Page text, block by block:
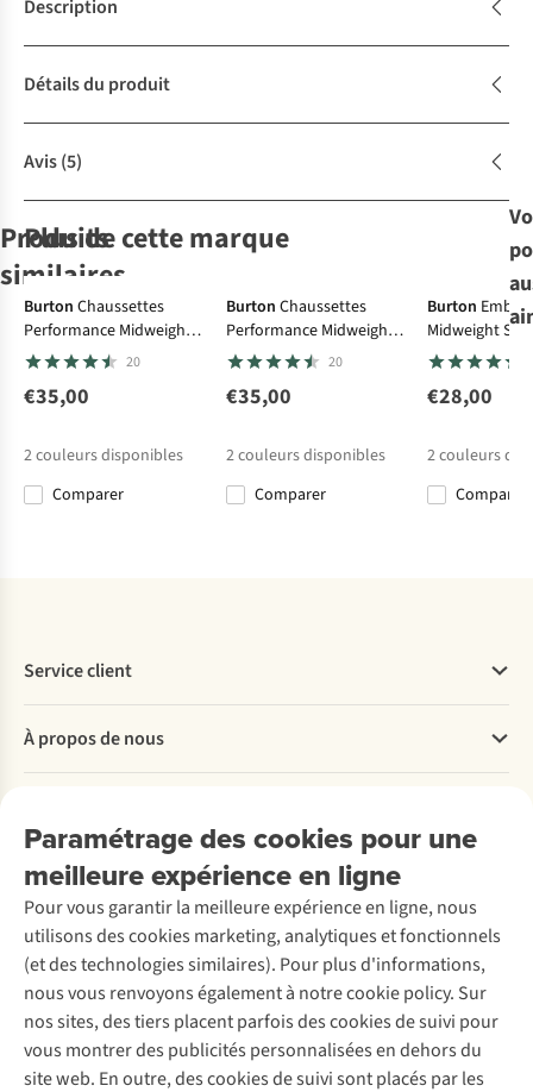
Description
Détails du produit
Avis(5)
Produits
similaires
Reusch
Gants
Mesa R-Tex® XT
The North Face
Gants W
Montana Ski
Reusch
Gants
Tiffany R-Tex Xt
Gore-Tex
Reusch
Gants
Amira Gore-Tex
Plus de cette marque
Burton Chaussettes
Performance Midweight
Sock Wms
20
€35,00
2couleurs disponibles
Comparer
Burton Chaussettes
Performance Midweight
Sock Wms
20
€35,00
2couleurs disponibles
Comparer
Burton
Midweight
€28,00
2couleurs
Comparer
Paramétrage des cookies pour une
meilleure expérience en ligne
Pour vous garantir la meilleure expérience en ligne, nous
utilisons des cookies marketing, analytiques et fonctionnels
(et des technologies similaires). Pour plus d'informations,
nous vous renvoyons également à notre cookie policy. Sur
nos sites, des tiers placent parfois des cookies de suivi pour
vous montrer des publicités personnalisées en dehors du
site web. En outre, des cookies de suivi sont placés par les
Service client
Commander
Payer
Retourner
Rétractation d'une commande
Entretien & réparations
Garantie
Contactez-nous
À propos de nous
Entreprise responsable
À propos d’Ayacucho
Nos magasins
À propos d’A.S.Adventure
Déclaration d'accessibilité
Location / Location sports d’hiver
Seconde-main
Entretien de ski
Service de lavage
Entretien de chaussures
Réparation de chaussures
Réparation de vêtements
Retouches
Découvrez
A.S.Magazine
Explore Camp
Expertise & conseils
Abonnez-vous à la newsletter